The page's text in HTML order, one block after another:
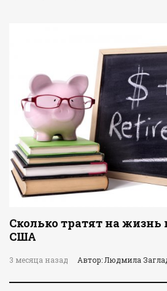
Сколько тратят на
США
3 месяца назад Автор: Людмила